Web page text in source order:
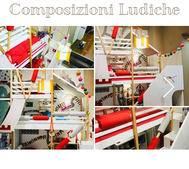
Composizioni Ludiche